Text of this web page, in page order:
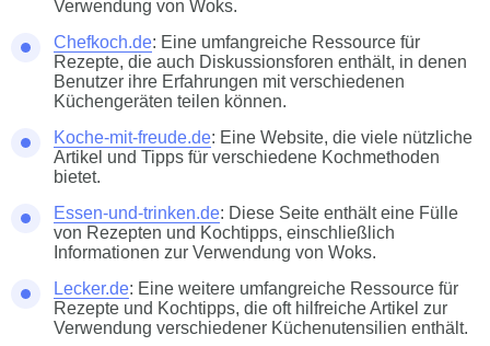
Verwendung von Woks.
Chefkoch.de: Eine umfangreiche Ressource für
Rezepte, die auch Diskussionsforen enthält, in denen
Benutzer ihre Erfahrungen mit verschiedenen
Küchengeräten teilen können.
Koche-mit-freude.de: Eine Website, die viele nützliche
Artikel und Tipps für verschiedene Kochmethoden
bietet.
Essen-und-trinken.de: Diese Seite enthält eine Fülle
von Rezepten und Kochtipps, einschließlich
Informationen zur Verwendung von Woks.
Lecker.de: Eine weitere umfangreiche Ressource für
Rezepte und Kochtipps, die oft hilfreiche Artikel zur
Verwendung verschiedener Küchenutensilien enthält.